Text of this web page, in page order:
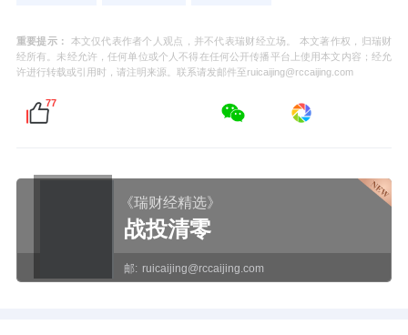
重要提示：
本文仅代表作者个人观点，并不代表瑞财经立场。 本文著作权，归瑞财
经所有。未经允许，任何单位或个人不得在任何公开传播平台上使用本文内容；经允
许进行转载或引用时，请注明来源。联系请发邮件至ruicaijing@rccaijing.com
77
《瑞财经精选》
战投清零
邮: ruicaijing@rccaijing.com